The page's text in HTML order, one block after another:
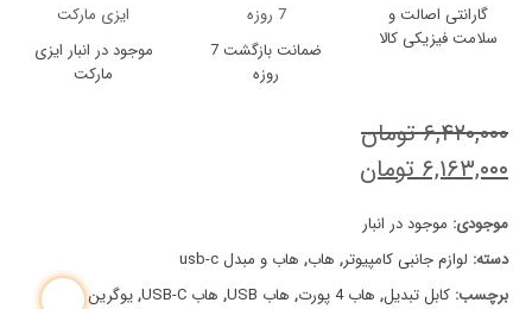
گارانتی اصالت و
سلامت فیزیکی کالا
ضمانت بازگشت 7
روزه
موجود در انبار ایزی
مارکت
۶,۴۲۰,۰۰۰تومان
قیمت
۶,۴۲۰,۰۰۰ تومان
بود.
۶,۱۶۳,۰۰۰تومان
فعلی:
۶,۱۶۳,۰۰۰ تومان.
موجودی: موجود در انبار
دسته: لوازم جانبی کامپیوتر, هاب, هاب و مبدل usb-c
برچسب: کابل تبدیل, هاب 4 پورت , هاب USB , هاب USB-C ,یوگرین